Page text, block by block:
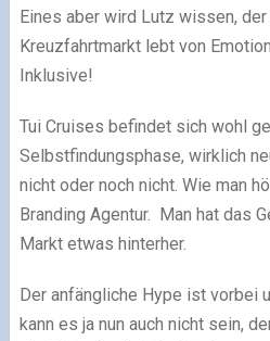
Eines aber wird Lutz wissen,
Kreuzfahrtmarkt lebt von
Inklusive!
Tui Cruises befindet sich wohl
Selbstfindungsphase, wirklich
nicht oder noch nicht. Wie man
Branding Agentur. Man hat das
Markt etwas hinterher.
Der anfängliche Hype ist vorbei
kann es ja nun auch nicht sein,